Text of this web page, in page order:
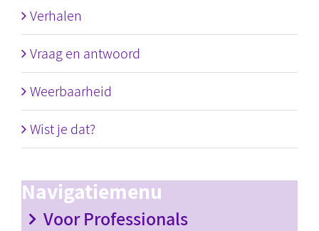
Verhalen
Vraag en antwoord
Weerbaarheid
Wist je dat?
Navigatiemenu
Voor Professionals